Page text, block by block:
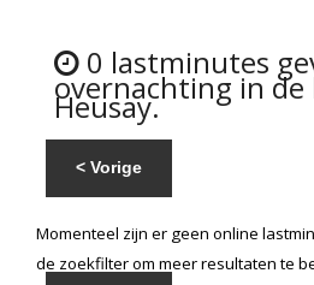
0 lastminutes
overnachting in
Heusay.
< Vorige
Momenteel zijn er geen online
de zoekfilter om meer resultaten te